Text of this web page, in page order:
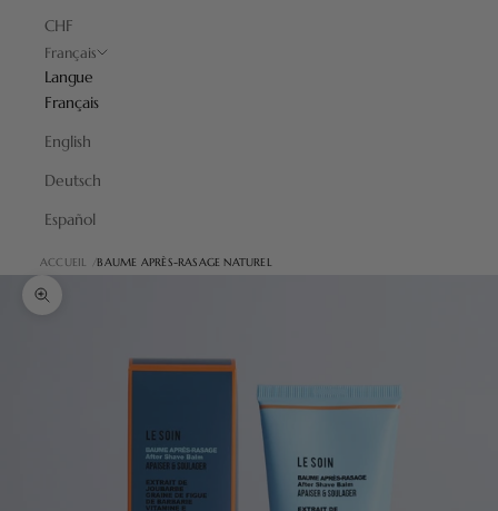
CHF
Français
Langue
Français
English
Deutsch
Español
ACCUEIL BAUME APRÈS-RASAGE NATUREL
Zoomer sur l'image